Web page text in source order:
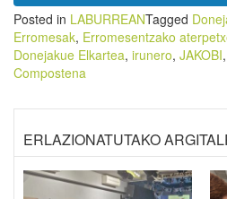
Posted in LABURREANTagged
Erromesak, Erromesentzako
Donejakue Elkartea, irunero, JAKOBI,
Compostena
ERLAZIONATUTAKO